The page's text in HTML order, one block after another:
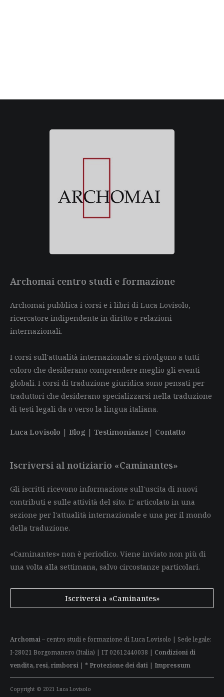
Archomai centro studi e formazione
Archomai pubblica i corsi e i libri di Luca Lovisolo,
ricercatore indipendente in diritto e relazioni
internazionali.
I corsi sull'attualità internazionale si rivolgono a tutti
coloro che desiderano comprendere meglio gli eventi
globali. I corsi di traduzione giuridica sono pensati per
traduttori che desiderano specializzarsi nella traduzione
di testi legali da o verso la lingua italiana.
Luca Lovisolo | Blog | Testimonianze | Contatto
Iscriversi al notiziario «Caminantes»
Gli iscritti ricevono informazione sull'uscita di nuovi
contributi e sulle attività del sito. E' articolato in una
sezione per l'attualità internazionale e una per il mondo
della traduzione.
«Caminantes» non è periodico. Viene inviato non più di
una volta alla settimana, salvo circostanze particolari.
Iscriversi a «Caminantes»
Archomai– centro studi e formazione di Luca Lovisolo | Sede legale:
I-28021 Borgomanero (Italia) | IT 02612440038 | Condizioni di
vendita, resi, rimborsi | * Protezione dei dati | Impressum
Copyright © 2021 Luca Lovisolo